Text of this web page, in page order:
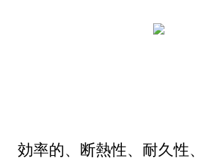
効率的、断熱性、耐久性